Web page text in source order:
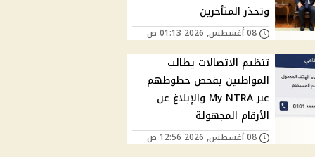
وتحذر المتأخرين
08 أغسطس, 2026 01:13 ص
تنظيم الاتصالات يطالب
المواطنين بفحص خطوطهم
عبر My NTRA والإبلاغ عن
الأرقام المجهولة
08 أغسطس, 2026 12:56 ص